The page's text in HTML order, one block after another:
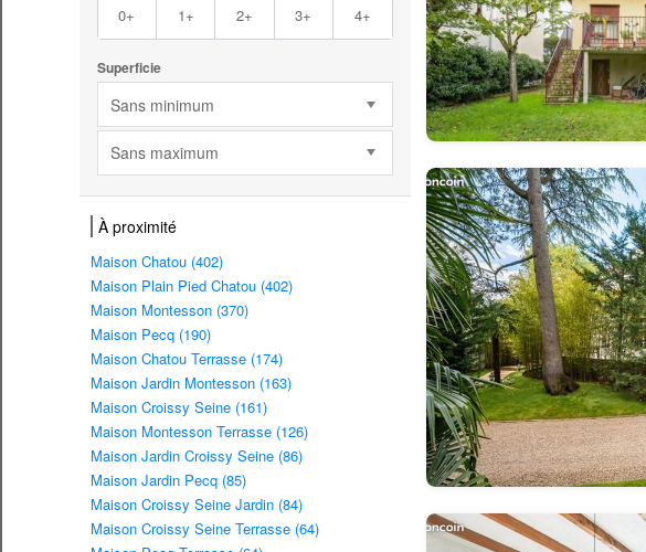
0+ 1+ 2+ 3+ 4+
Superficie
Sans minimum
Sans maximum
À proximité
Maison Chatou (402)
Maison Plain Pied Chatou (402)
Maison Montesson (370)
Maison Pecq (190)
Maison Chatou Terrasse (174)
Maison Jardin Montesson (163)
Maison Croissy Seine (161)
Maison Montesson Terrasse (126)
Maison Jardin Croissy Seine (86)
Maison Jardin Pecq (85)
Maison Croissy Seine Jardin (84)
Maison Croissy Seine Terrasse (64)